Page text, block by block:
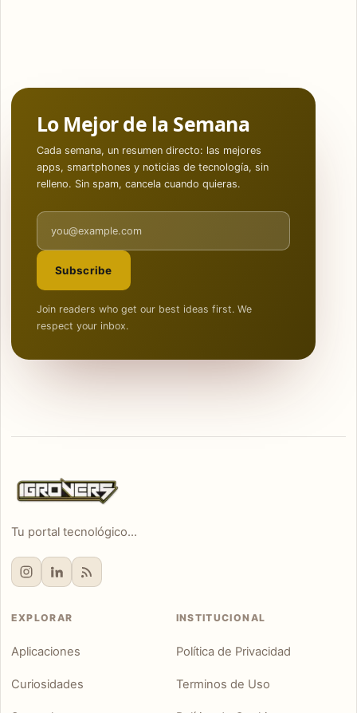
Lo Mejor de la Semana
Cada semana, un resumen directo: las mejores
apps, smartphones y noticias de tecnología, sin
relleno. Sin spam, cancela cuando quieras.
Email address
Subscribe
Join readers who get our best ideas first. We
respect your inbox.
Tu portal tecnológico...
EXPLORAR
Aplicaciones
Curiosidades
INSTITUCIONAL
Política de Privacidad
Terminos de Uso